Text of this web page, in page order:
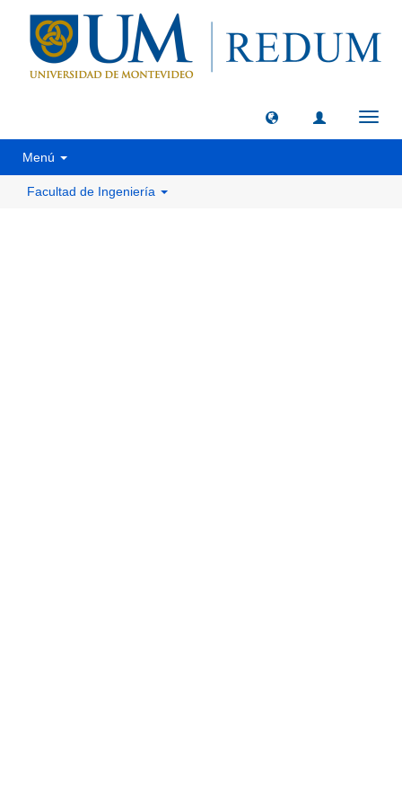
Menú
Facultad de Ingeniería